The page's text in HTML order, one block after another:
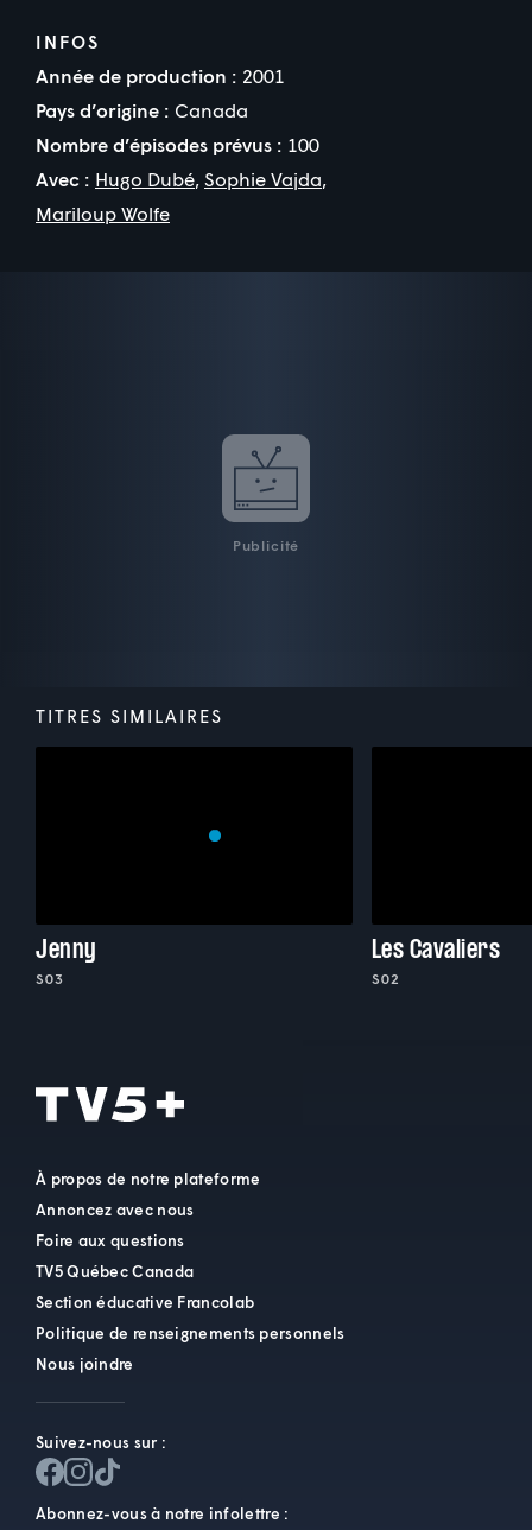
INFOS
Année de production : 2001
Pays d’origine : Canada
Nombre d’épisodes prévus : 100
Avec : Hugo Dubé, Sophie Vajda,
Mariloup Wolfe
Publicité
TITRES SIMILAIRES
Jenny
S03
Les Cavaliers
S02
À propos de notre plateforme
Annoncez avec nous
Foire aux questions
TV5 Québec Canada
Section éducative Francolab
Politique de renseignements personnels
Nous joindre
Suivez-nous sur :
Abonnez-vous à notre infolettre :